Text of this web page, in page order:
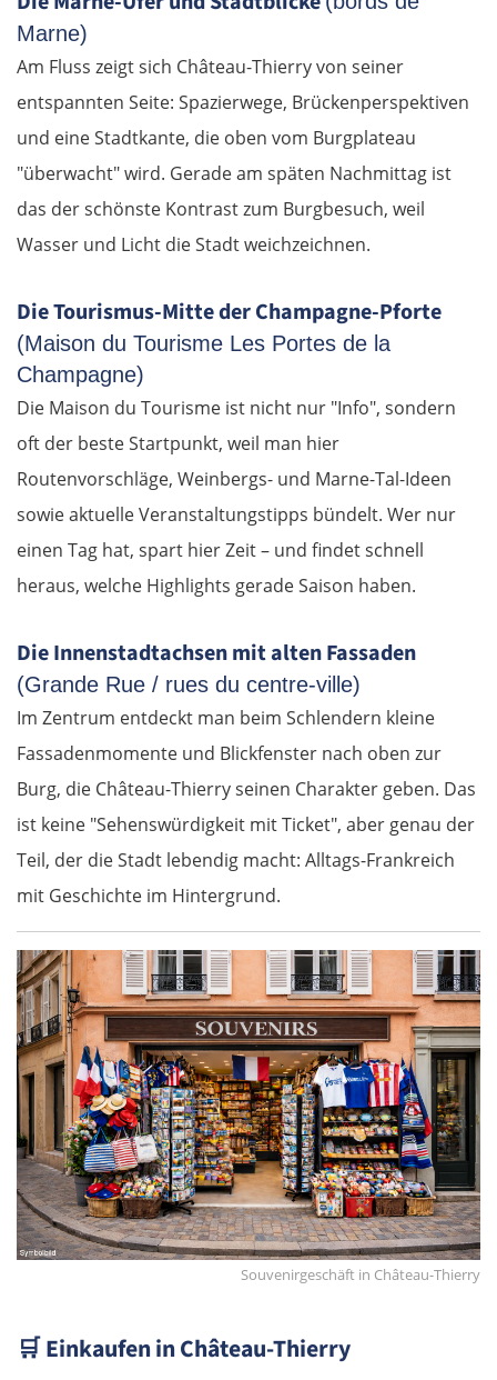
Marne)
Am Fluss zeigt sich Château-Thierry von seiner
entspannten Seite: Spazierwege, Brückenperspektiven
und eine Stadtkante, die oben vom Burgplateau
"überwacht" wird. Gerade am späten Nachmittag ist
das der schönste Kontrast zum Burgbesuch, weil
Wasser und Licht die Stadt weichzeichnen.
Die Tourismus-Mitte der Champagne-Pforte
(Maison du Tourisme Les Portes de la
Champagne)
Die Maison du Tourisme ist nicht nur "Info", sondern
oft der beste Startpunkt, weil man hier
Routenvorschläge, Weinbergs- und Marne-Tal-Ideen
sowie aktuelle Veranstaltungstipps bündelt. Wer nur
einen Tag hat, spart hier Zeit – und findet schnell
heraus, welche Highlights gerade Saison haben.
Die Innenstadtachsen mit alten Fassaden
(Grande Rue / rues du centre-ville)
Im Zentrum entdeckt man beim Schlendern kleine
Fassadenmomente und Blickfenster nach oben zur
Burg, die Château-Thierry seinen Charakter geben. Das
ist keine "Sehenswürdigkeit mit Ticket", aber genau der
Teil, der die Stadt lebendig macht: Alltags-Frankreich
mit Geschichte im Hintergrund.
Souvenirgeschäft in Château-Thierry
🛒Einkaufen in Château-Thierry
OSTROUTE
Estland
Tallinn
Rapla
Pärnu
Lettland
Salacgrīva
Riga